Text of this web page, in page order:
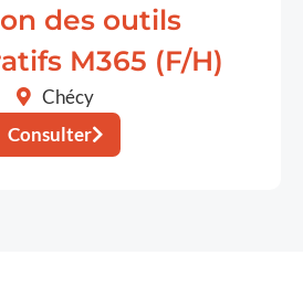
des outils
M365 (F/H)
Chécy
Consulter